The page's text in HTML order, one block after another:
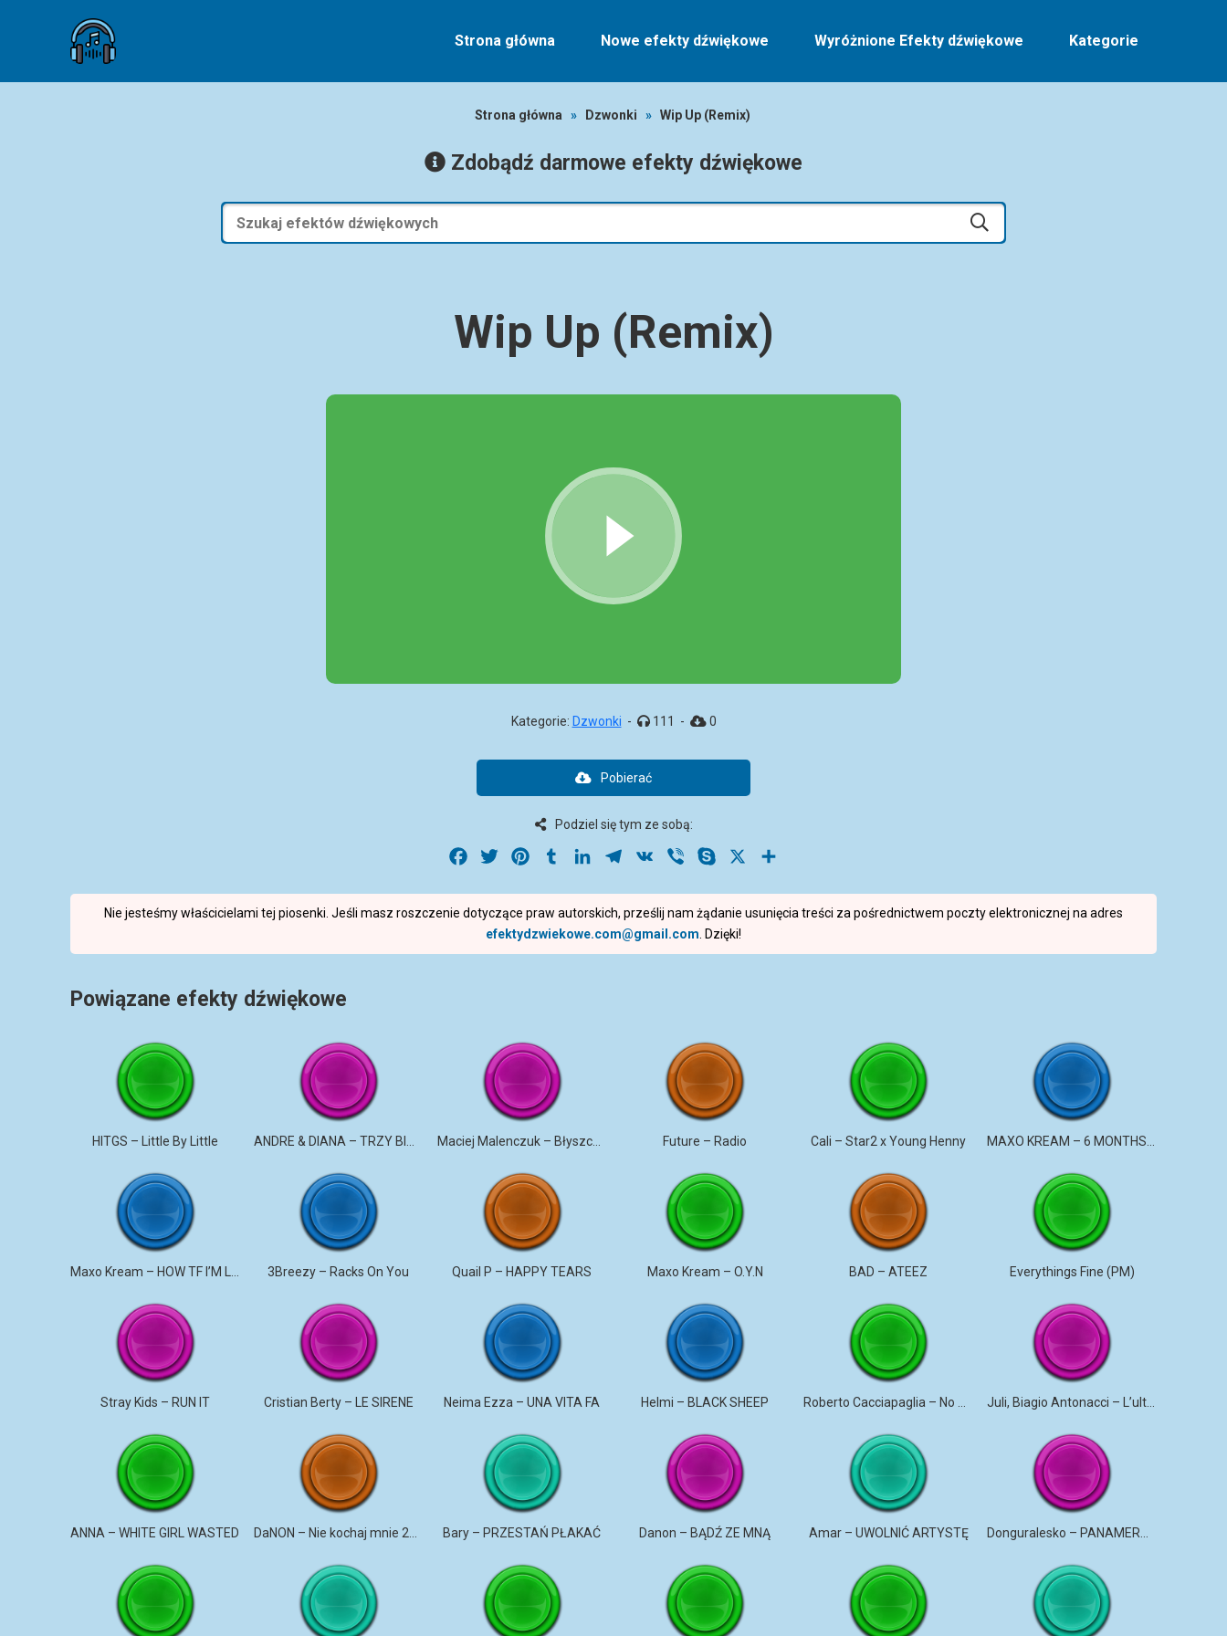
Strona główna Nowe efekty dźwiękowe Wyróżnione Efekty dźwiękowe Kategorie
Strona główna » Dzwonki » Wip Up (Remix)
Zdobądź darmowe efekty dźwiękowe
Wip Up (Remix)
Kategorie: Dzwonki - 111 - 0
Pobierać
Podziel się tym ze sobą:
Facebook
Twitter PinterestTumblrLinkedInTelegram
VK Viber Skype
Nie jesteśmy właścicielami tej piosenki. Jeśli masz roszczenie dotyczące praw autorskich, prześlij nam żądanie usunięcia treści za pośrednictwem poczty elektronicznej na adres
efektydzwiekowe.com@gmail.com . Dzięki!
Powiązane efekty dźwiękowe
HITGS – Little By Little Maciej Malenczuk – Błyszczeć Future – Radio Cali – Star2 x Young Henny
3Breezy – Racks On You Quail P – HAPPY TEARS Maxo Kream – O.Y.N BAD – ATEEZ Everythings Fine (PM)
Stray Kids – RUN IT Cristian Berty – LE SIRENE Neima Ezza – UNA VITA FA Helmi – BLACK SHEEP
ANNA – WHITE GIRL WASTED Bary – PRZESTAŃ PŁAKAĆ Danon – BĄDŹ ZE MNĄ Amar – UWOLNIĆ ARTYSTĘ